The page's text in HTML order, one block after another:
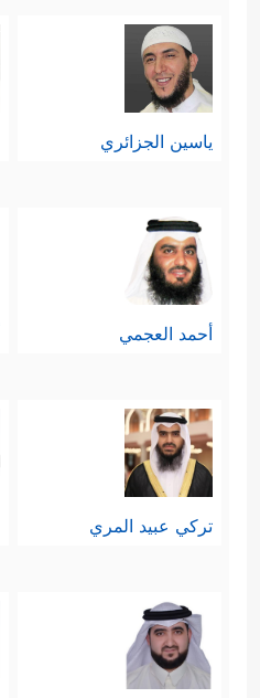
ياسين الجزائري
أحمد العجمي
تركي عبيد المري